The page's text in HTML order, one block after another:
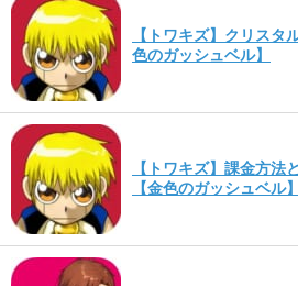
【トワキズ】クリスタ
色のガッシュベル】
【トワキズ】課金方法
【金色のガッシュベル】